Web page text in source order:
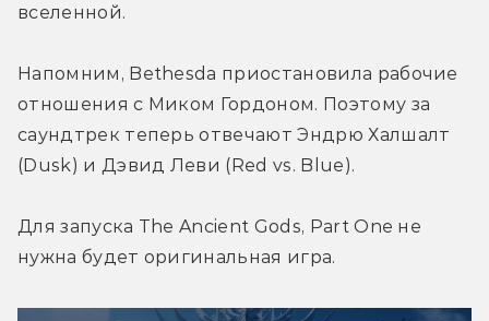
вселенной.
Напомним, Bethesda приостановила рабочие
отношения с Миком Гордоном. Поэтому за
саундтрек теперь отвечают Эндрю Халшалт
(Dusk) и Дэвид Леви (Red vs. Blue).
Для запуска The Ancient Gods, Part One не
нужна будет оригинальная игра.